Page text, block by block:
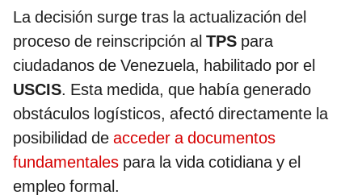
La decisión surge tras la actualización del
proceso de reinscripción al TPS para
ciudadanos de Venezuela, habilitado por el
USCIS. Esta medida, que había generado
obstáculos logísticos, afectó directamente la
posibilidad de acceder a documentos
fundamentales para la vida cotidiana y el
empleo formal.